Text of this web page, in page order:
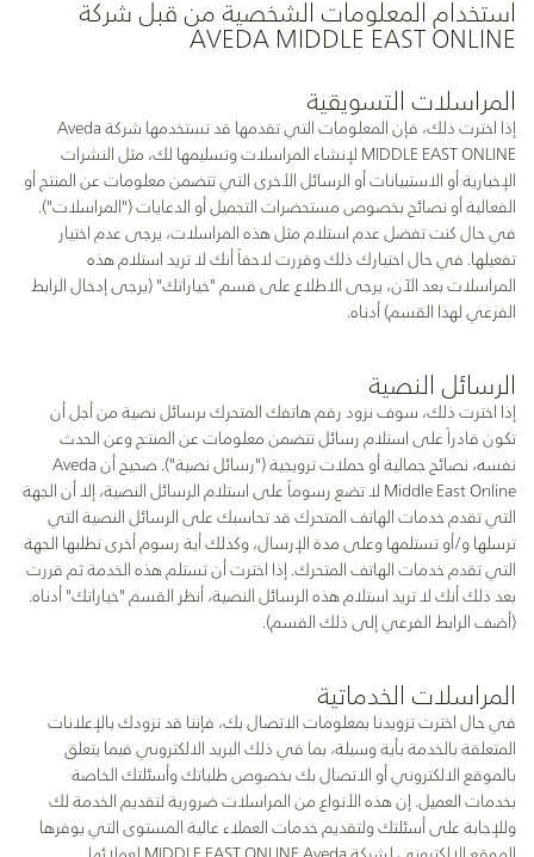
استخدام المعلومات الشخصية من قبل شركة
AVEDA MIDDLE EAST ONLINE
المراسلات التسويقية
إذا اخترت ذلك، فإن المعلومات التي تقدمها قد تستخدمها شركة Aveda
MIDDLE EAST ONLINE لإنشاء المراسلات وتسليمها لك، مثل النشرات
الإخبارية أو الاستبيانات أو الرسائل الأخرى التي تتضمن معلومات عن المنتج أو
الفعالية أو نصائح بخصوص مستحضرات التجميل أو الدعايات ("المراسلات").
في حال كنت تفضل عدم استلام مثل هذه المراسلات، يرجى عدم اختيار
تفعيلها. في حال اختيارك ذلك وقررت لاحقاً أنك لا تريد استلام هذه
المراسلات بعد الآن، يرجى الاطلاع على قسم "خياراتك" (يرجى إدخال الرابط
الفرعي لهذا القسم) أدناه.
الرسائل النصية
إذا اخترت ذلك، سوف نزود رقم هاتفك المتحرك برسائل نصية من أجل أن
تكون قادراً على استلام رسائل تتضمن معلومات عن المنتـَج وعن الحدث
نفسه، نصائح جمالية أو حملات ترويجية ("رسائل نصية"). صحيح أن Aveda
Middle East Online لا تضع رسوماً على استلام الرسائل النصية، إلا أن الجهة
التي تقدم خدمات الهاتف المتحرك قد تحاسبك على الرسائل النصية التي
ترسلها و/أو تستلمها وعلى مدة الإرسال، وكذلك أية رسوم أخرى تطلبها الجهة
التي تقدم خدمات الهاتف المتحرك. إذا اخترت أن تستلم هذه الخدمة ثم قررت
بعد ذلك أنك لا تريد استلام هذه الرسائل النصية، أنظر القسم "خياراتك" أدناه.
(أضف الرابط الفرعي إلى ذلك القسم).
المراسلات الخدماتية
في حال اخترت تزويدنا بمعلومات الاتصال بك، فإننا قد نزودك بالإعلانات
المتعلقة بالخدمة بأية وسيلة، بما في ذلك البريد الالكتروني فيما يتعلق
بالموقع الالكتروني أو الاتصال بك بخصوص طلباتك وأسئلتك الخاصة
بخدمات العميل. إن هذه الأنواع من المراسلات ضرورية لتقديم الخدمة لك
وللإجابة على أسئلتك ولتقديم خدمات العملاء عالية المستوى التي يوفرها